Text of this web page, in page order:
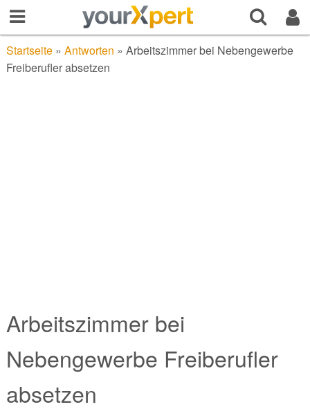
Startseite» Antworten » Arbeitszimmer bei Nebengewerbe
Freiberufler absetzen
Arbeitszimmer bei
Nebengewerbe Freiberufler
absetzen